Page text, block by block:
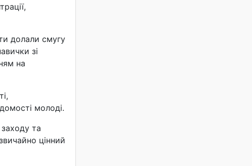
долали смугу
зі
на
молоді.
та
цінний